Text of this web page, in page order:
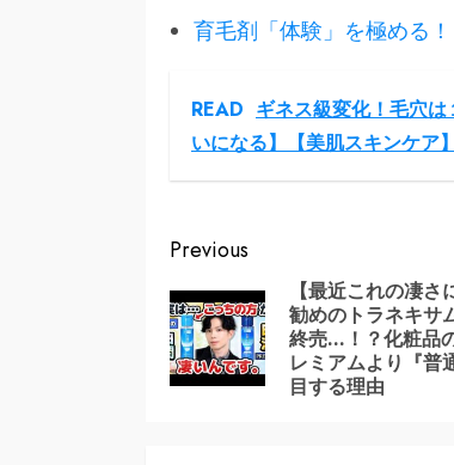
育毛剤「体験」を極める！
READ ギネス級変化！毛穴
いになる】【美肌スキンケア
Continue
Reading
Previous
【最近これの凄
勧めのトラネキサ
終売…！？化粧品
レミアムより『普
目する理由